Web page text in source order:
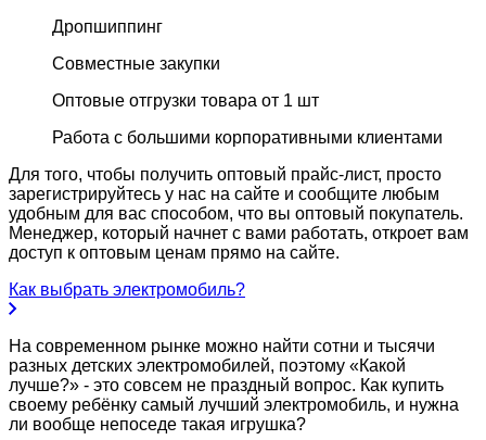
Дропшиппинг
Совместные закупки
Оптовые отгрузки товара от 1 шт
Работа с большими корпоративными клиентами
Для того, чтобы получить оптовый прайс-лист, просто
зарегистрируйтесь у нас на сайте и сообщите любым
удобным для вас способом, что вы оптовый покупатель.
Менеджер, который начнет с вами работать, откроет вам
доступ к оптовым ценам прямо на сайте.
Как выбрать электромобиль?
На современном рынке можно найти сотни и тысячи
разных детских электромобилей, поэтому «Какой
лучше?» - это совсем не праздный вопрос. Как купить
своему ребёнку самый лучший электромобиль, и нужна
ли вообще непоседе такая игрушка?